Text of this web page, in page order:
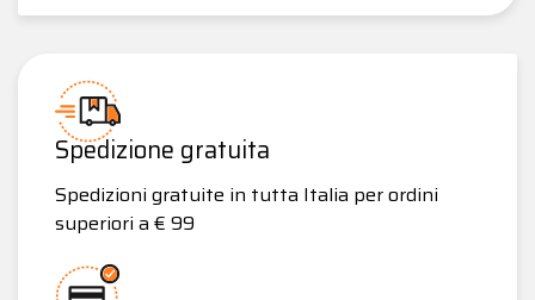
Spedizione gratuita
Spedizioni gratuite in tutta Italia per ordini
superiori a € 99